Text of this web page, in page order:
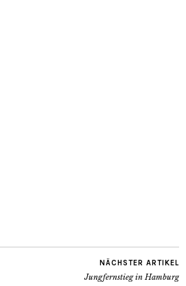
NÄCHSTER ARTIKEL
Jungfernstieg in Hamburg